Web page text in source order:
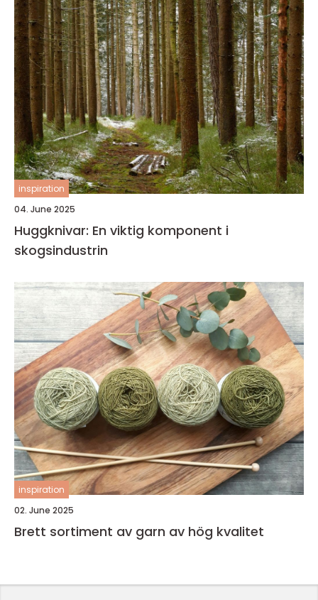
inspiration
04. June 2025
Huggknivar: En viktig komponent i
skogsindustrin
inspiration
02. June 2025
Brett sortiment av garn av hög kvalitet